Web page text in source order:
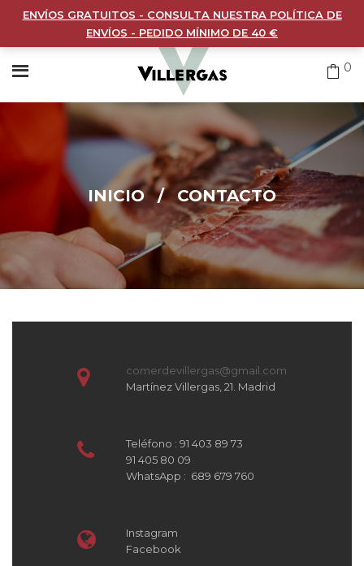
0
INICIO / CONTACTO
comerdevillergas@gmail.com
Martínez Villergas, 21. Madrid
Teléfono : 91 403 89 73
91 405 80 09
WhatsApp : 689 679 760
Instagram
Facebook
ENVÍOS GRATUITOS - CONSULTA NUESTRA POLÍTICA DE
ENVÍOS - PEDIDO MÍNIMO DE 40 €